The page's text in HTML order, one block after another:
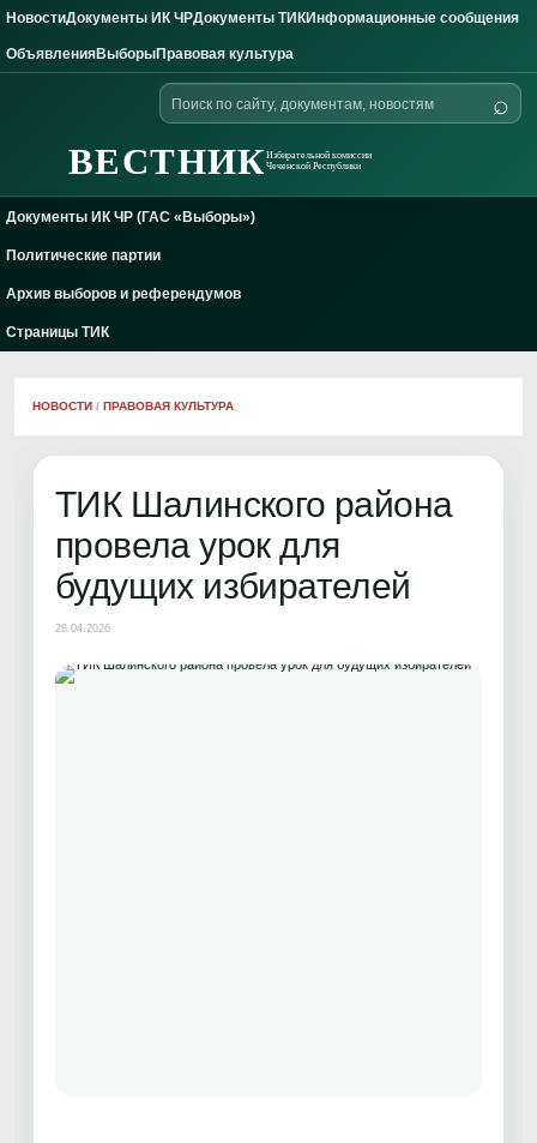
Skip to content
НовостиДокументы ИК ЧРДокументы ТИКИнформационные сообщения
ОбъявленияВыборыПравовая культура
ВЕСТНИКИзбирательной комиссии
Чеченской Республики
Поиск
по
⌕
Документы ИК ЧР (ГАС «Выборы»)
Политические партии
Архив выборов и референдумов
Страницы ТИК
НОВОСТИ / ПРАВОВАЯ КУЛЬТУРА
ТИК Шалинского района
провела урок для
будущих избирателей
28.04.2026